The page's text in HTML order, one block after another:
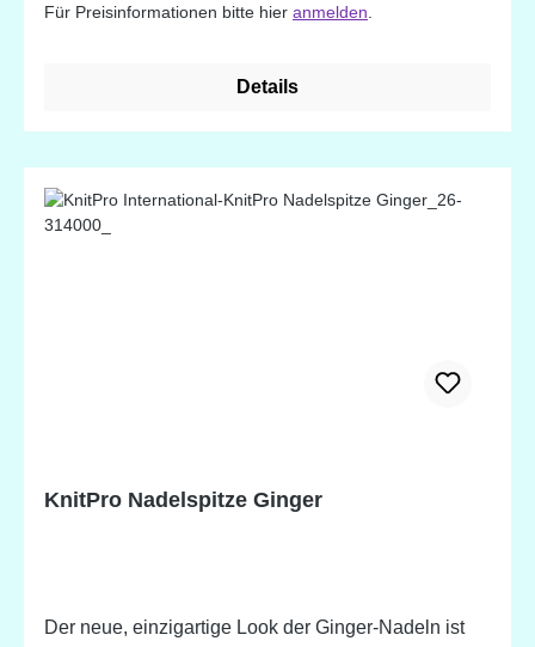
Farbkombinationen, sind leicht und doch
makellos schmal zulaufenden Spitzen sind ideal für
zu hemmen und ermöglichen stundenlanges
benutzen und ideal für Anfänger! Länge der
Nadelspitzen inklusive der Metallverbindungen/-
Für Preisinformationen bitte hier anmelden
Details
KnitPro Nadelspitze Ginger
Der neue, einzigartige Look der Ginger-Nadeln ist